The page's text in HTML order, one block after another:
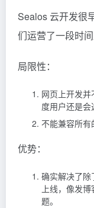
Sealos 云开发很
们运营了一段时
局限性：
网页上开发
度用户还是会
不能兼容所有
优势：
确实解决了除
上线，像发
题。